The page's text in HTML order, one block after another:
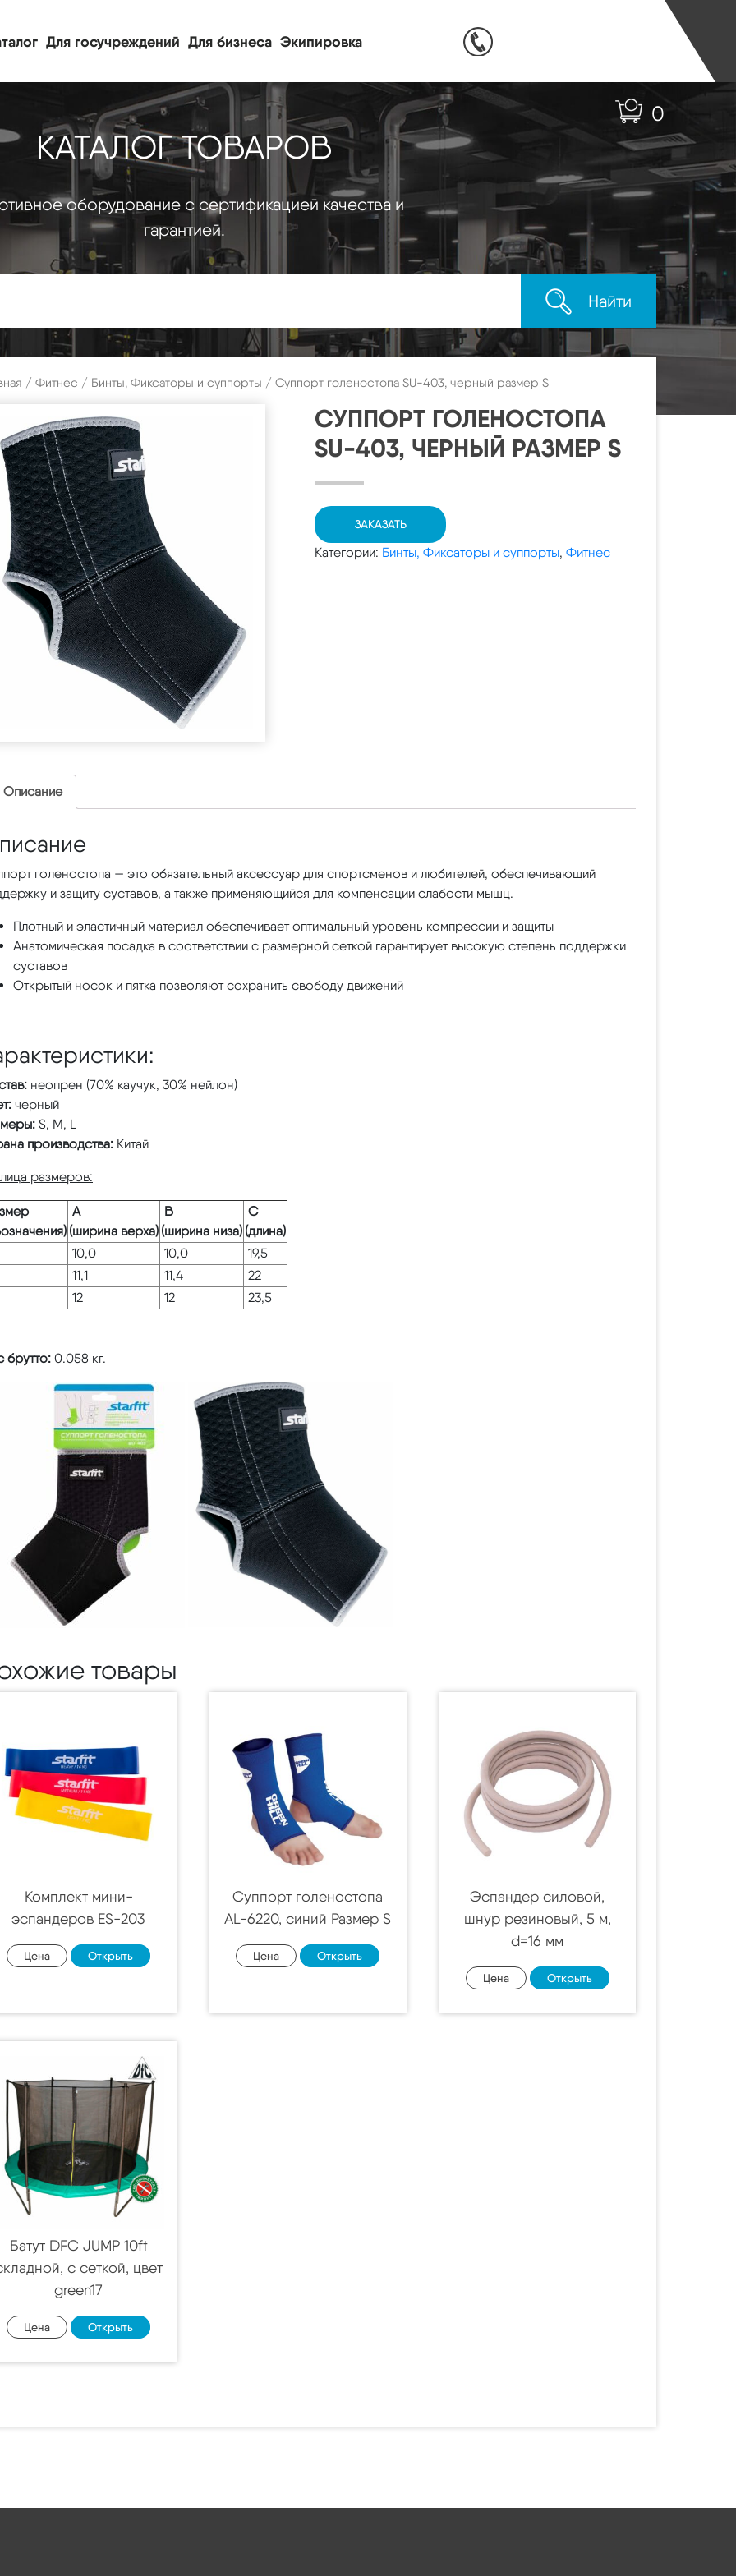
Для госучреждений Для бизнеса Экипировка
0
КАТАЛОГ ТОВАРОВ
оборудование с сертификацией качества и
гарантией.
Найти
/ Фитнес / Бинты, Фиксаторы и суппорты / Суппорт голеностопа SU-403, черный размер S
СУППОРТ ГОЛЕНОСТОПА
SU-403, ЧЕРНЫЙ РАЗМЕР S
ЗАКАЗАТЬ
Категории: Бинты, Фиксаторы и суппорты, Фитнес
Описание
голеностопа — это обязательный аксессуар для спортсменов и любителей, обеспечивающий
и защиту суставов, а также применяющийся для компенсации слабости мышц.
Плотный и эластичный материал обеспечивает оптимальный уровень компрессии и защиты
Анатомическая посадка в соответствии с размерной сеткой гарантирует высокую степень поддержки
суставов
Открытый носок и пятка позволяют сохранить свободу движений
неопрен (70% каучук, 30% нейлон)
черный
S, M, L
производства: Китай
размеров:
А
(ширина верха)
В
(ширина низа)
С
(длина)
10,0
10,0
19,5
11,1
11,4
22
12
12 23,5
брутто: 0.058 кг.
товары
Комплект мини-
эспандеров ES-203
Цена Открыть
Суппорт голеностопа
AL-6220, синий Размер S
Цена Открыть
Эспандер силовой,
шнур резиновый, 5 м,
d=16 мм
Цена Открыть
Батут DFC JUMP 10ft
c сеткой, цвет
green17
Цена Открыть